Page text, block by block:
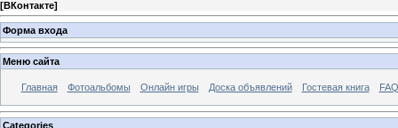
[ВКонтакте]
Форма входа
Меню сайта
Главная Фотоальбомы Онлайн игры Доска объявлений Гостевая книга
Categories